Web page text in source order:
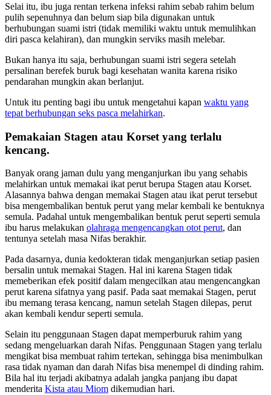
Selai itu, ibu juga rentan terkena infeksi rahim sebab rahim belum
pulih sepenuhnya dan belum siap bila digunakan untuk
berhubungan suami istri (tidak memiliki waktu untuk memulihkan
diri pasca kelahiran), dan mungkin serviks masih melebar.
Bukan hanya itu saja, berhubungan suami istri segera setelah
persalinan berefek buruk bagi kesehatan wanita karena risiko
pendarahan mungkin akan berlanjut.
Untuk itu penting bagi ibu untuk mengetahui kapan waktu yang
tepat berhubungan seks pasca melahirkan.
Pemakaian Stagen atau Korset yang terlalu
kencang.
Banyak orang jaman dulu yang menganjurkan ibu yang sehabis
melahirkan untuk memakai ikat perut berupa Stagen atau Korset.
Alasannya bahwa dengan memakai Stagen atau ikat perut tersebut
bisa mengembalikan bentuk perut yang melar kembali ke bentuknya
semula. Padahal untuk mengembalikan bentuk perut seperti semula
ibu harus melakukan olahraga mengencangkan otot perut, dan
tentunya setelah masa Nifas berakhir.
Pada dasarnya, dunia kedokteran tidak menganjurkan setiap pasien
bersalin untuk memakai Stagen. Hal ini karena Stagen tidak
memeberikan efek positif dalam mengecilkan atau mengencangkan
perut karena sifatnya yang pasif. Pada saat memakai Stagen, perut
ibu memang terasa kencang, namun setelah Stagen dilepas, perut
akan kembali kendur seperti semula.
Selain itu penggunaan Stagen dapat memperburuk rahim yang
sedang mengeluarkan darah Nifas. Penggunaan Stagen yang terlalu
mengikat bisa membuat rahim tertekan, sehingga bisa menimbulkan
rasa tidak nyaman dan darah Nifas bisa menempel di dinding rahim.
Bila hal itu terjadi akibatnya adalah jangka panjang ibu dapat
menderita Kista atau Miom dikemudian hari.